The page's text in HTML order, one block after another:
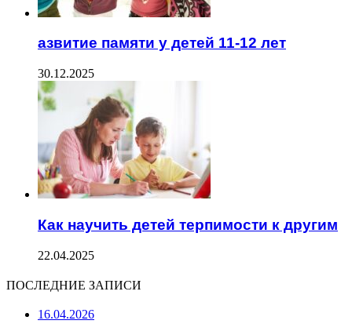
азвитие памяти у детей 11-12 лет
30.12.2025
Как научить детей терпимости к другим
22.04.2025
ПОСЛЕДНИЕ ЗАПИСИ
16.04.2026